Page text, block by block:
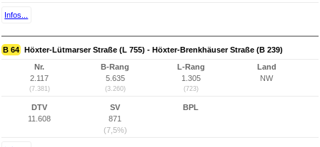
Infos...
B 64 Höxter-Lütmarser Straße (L 755) - Höxter-Brenkhäuser Straße (B 239)
Nr.
2.117
(7.381)
B-Rang
5.635
(3.260)
L-Rang
1.305
(723)
Land
NW
DTV
11.608
SV
871
(7,5%)
BPL